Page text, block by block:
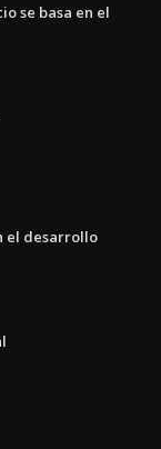
se basa en el
el desarrollo